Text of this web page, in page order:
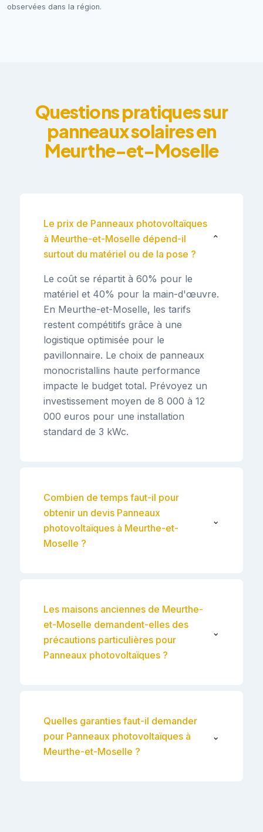
observées dans la région.
Questions pratiques sur
panneaux solaires en
Meurthe-et-Moselle
Le prix de Panneaux photovoltaïques
à Meurthe-et-Moselle dépend-il
surtout du matériel ou de la pose ?
⌄
Le coût se répartit à 60% pour le
matériel et 40% pour la main-d'œuvre.
En Meurthe-et-Moselle, les tarifs
restent compétitifs grâce à une
logistique optimisée pour le
pavillonnaire. Le choix de panneaux
monocristallins haute performance
impacte le budget total. Prévoyez un
investissement moyen de 8 000 à 12
000 euros pour une installation
standard de 3 kWc.
Combien de temps faut-il pour
obtenir un devis Panneaux
photovoltaïques à Meurthe-et-
Moselle ?
⌄
Les maisons anciennes de Meurthe-
et-Moselle demandent-elles des
précautions particulières pour
Panneaux photovoltaïques ?
⌄
Quelles garanties faut-il demander
pour Panneaux photovoltaïques à
Meurthe-et-Moselle ?
⌄